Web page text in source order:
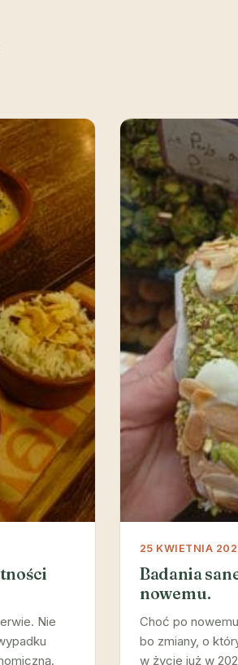
Nie
25 KWIETNIA
Badania
nowemu.
Choć po
bo zmiany, o
w życie już w